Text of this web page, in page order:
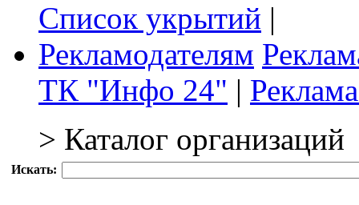
Список укрытий |
Рекламодателям
ТК "Инфо 24" |
> Каталог организаций
Искать: